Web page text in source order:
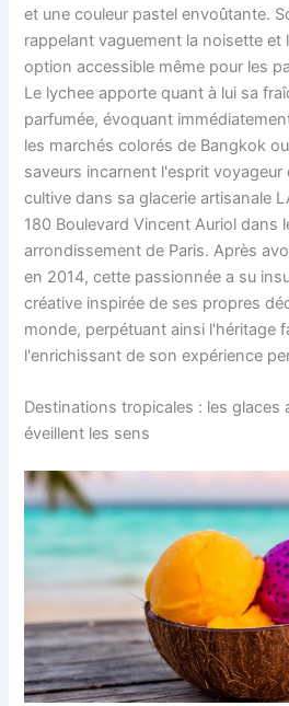
et une couleur pastel envoûtante.
rappelant vaguement la noisette et
option accessible même pour les
Le lychee apporte quant à lui sa
parfumée, évoquant
les marchés colorés de Bangkok
saveurs incarnent l'esprit voyageur
cultive dans sa glacerie artisanale
180 Boulevard Vincent Auriol dans
arrondissement de Paris. Après
en 2014, cette passionnée a su
créative inspirée de ses propres
monde, perpétuant ainsi l'héritage
l'enrichissant de son expérience
Destinations tropicales : les glaces
éveillent les sens